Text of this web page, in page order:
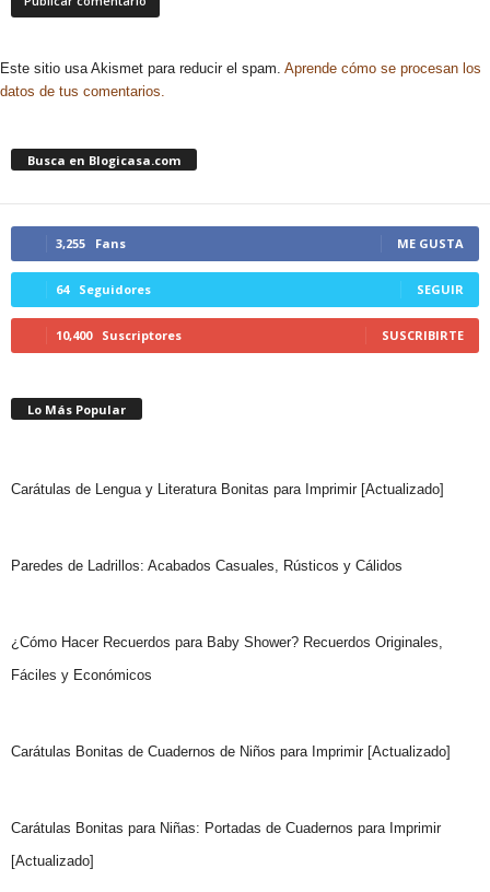
Este sitio usa Akismet para reducir el spam. Aprende cómo se procesan los
datos de tus comentarios.
Busca en Blogicasa.com
3,255 Fans ME GUSTA
64 Seguidores SEGUIR
10,400 Suscriptores SUSCRIBIRTE
Lo Más Popular
Carátulas de Lengua y Literatura Bonitas para Imprimir [Actualizado]
Paredes de Ladrillos: Acabados Casuales, Rústicos y Cálidos
¿Cómo Hacer Recuerdos para Baby Shower? Recuerdos Originales,
Fáciles y Económicos
Carátulas Bonitas de Cuadernos de Niños para Imprimir [Actualizado]
Carátulas Bonitas para Niñas: Portadas de Cuadernos para Imprimir
[Actualizado]